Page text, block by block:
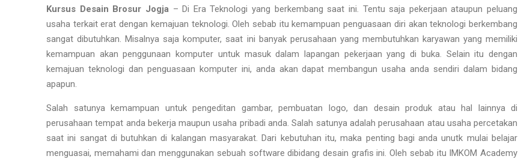
Kursus Desain Brosur Jogja– Di Era Teknologi yang berkembang saat ini. Tentu saja pekerjaan ataupun peluang
usaha terkait erat dengan kemajuan teknologi. Oleh sebab itu kemampuan penguasaan diri akan teknologi berkembang
sangat dibutuhkan. Misalnya saja komputer, saat ini banyak perusahaan yang membutuhkan karyawan yang memiliki
kemampuan akan penggunaan komputer untuk masuk dalam lapangan pekerjaan yang di buka. Selain itu dengan
kemajuan teknologi dan penguasaan komputer ini, anda akan dapat membangun usaha anda sendiri dalam bidang
apapun.
Salah satunya kemampuan untuk pengeditan gambar, pembuatan logo, dan desain produk atau hal lainnya di
perusahaan tempat anda bekerja maupun usaha pribadi anda. Salah satunya adalah perusahaan atau usaha percetakan
saat ini sangat di butuhkan di kalangan masyarakat. Dari kebutuhan itu, maka penting bagi anda unutk mulai belajar
menguasai, memahami dan menggunakan sebuah software dibidang desain grafis ini. Oleh sebab itu IMKOM Academy